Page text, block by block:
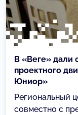
В «Веге» дали
проектного
Юниор»
Региональный
совместно с